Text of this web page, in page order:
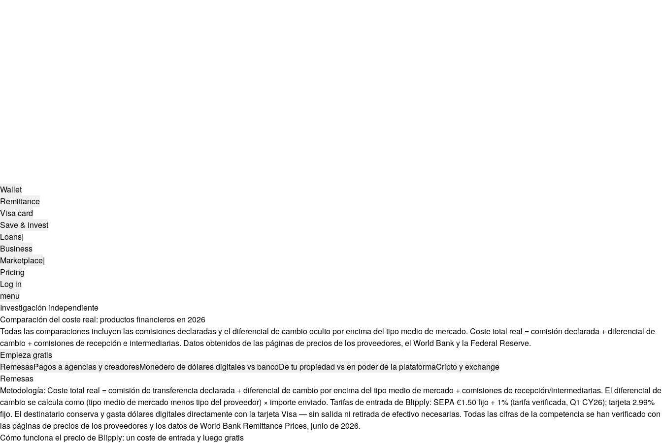
Wallet
Remittance
Visa card
Save & invest
Loans|
Business
Marketplace|
Pricing
Log in
menu
Investigación independiente
Comparación del coste real: productos financieros en 2026
Todas las comparaciones incluyen las comisiones declaradas y el diferencial de cambio oculto por encima del tipo medio de mercado. Coste total real = comisión declarada + diferencial de
cambio + comisiones de recepción e intermediarias. Datos obtenidos de las páginas de precios de los proveedores, el World Bank y la Federal Reserve.
Empieza gratis
RemesasPagos a agencias y creadoresMonedero de dólares digitales vs bancoDe tu propiedad vs en poder de la plataformaCripto y exchange
Remesas
Metodología: Coste total real = comisión de transferencia declarada + diferencial de cambio por encima del tipo medio de mercado + comisiones de recepción/intermediarias. El diferencial de
cambio se calcula como (tipo medio de mercado menos tipo del proveedor) × importe enviado. Tarifas de entrada de Blipply: SEPA €1.50 fijo + 1% (tarifa verificada, Q1 CY26); tarjeta 2.99%
fijo. El destinatario conserva y gasta dólares digitales directamente con la tarjeta Visa — sin salida ni retirada de efectivo necesarias. Todas las cifras de la competencia se han verificado con
las páginas de precios de los proveedores y los datos de World Bank Remittance Prices, junio de 2026.
Cómo funciona el precio de Blipply: un coste de entrada y luego gratis